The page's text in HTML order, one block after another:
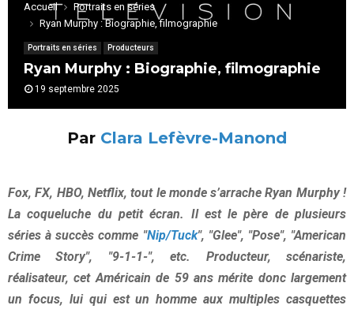
Accueil
Portraits en séries
Ryan Murphy : Biographie, filmographie
Portraits en séries Producteurs
Ryan Murphy : Biographie, filmographie
19 septembre 2025
Par Clara Lefèvre-Manond
Fox, FX, HBO, Netflix, tout le monde s’arrache Ryan Murphy !
La coqueluche du petit écran. Il est le père de plusieurs
séries à succès comme "Nip/Tuck", "Glee", "Pose", "American
Crime Story", "9-1-1-", etc. Producteur, scénariste,
réalisateur, cet Américain de 59 ans mérite donc largement
un focus, lui qui est un homme aux multiples casquettes